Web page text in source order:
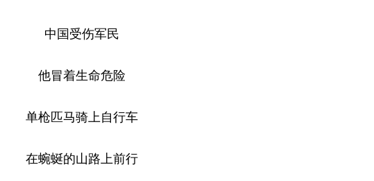
中国受伤军民
他冒着生命危险
单枪匹马骑上自行车
在蜿蜒的山路上前行